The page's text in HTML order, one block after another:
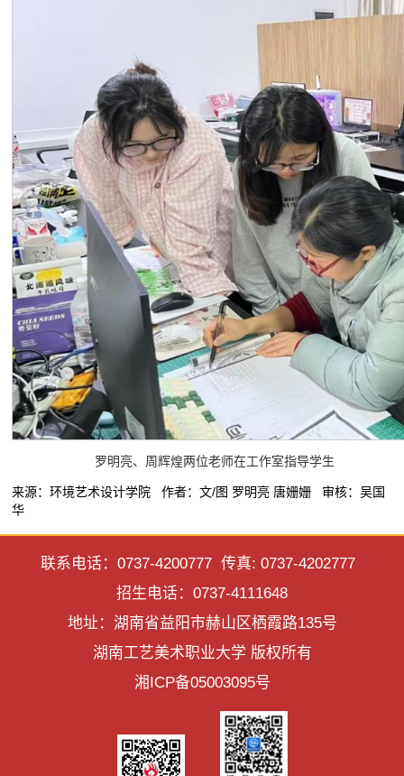
罗明亮、周辉煌两位老师在工作室指导学生
来源：环境艺术设计学院 作者：文/图 罗明亮 唐姗姗 审核：吴国
华
联系电话：0737-4200777 传真: 0737-4202777
招生电话：0737-4111648
地址：湖南省益阳市赫山区栖霞路135号
湖南工艺美术职业大学 版权所有
湘ICP备05003095号